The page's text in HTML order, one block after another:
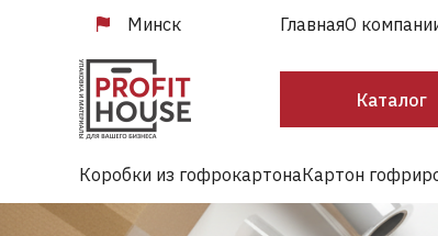
Минск ГлавнаяО
Каталог
Коробки из гофрокартонаКартон